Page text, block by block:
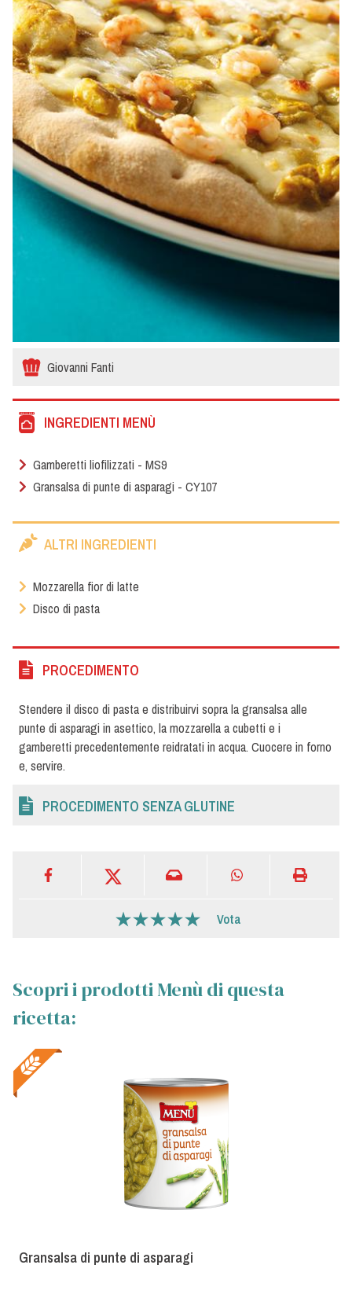
Giovanni Fanti
INGREDIENTI MENÙ
Gamberetti liofilizzati - MS9
Gransalsa di punte di asparagi - CY107
ALTRI INGREDIENTI
Mozzarella fior di latte
Disco di pasta
PROCEDIMENTO
Stendere il disco di pasta e distribuirvi sopra la gransalsa alle
punte di asparagi in asettico, la mozzarella a cubetti e i
gamberetti precedentemente reidratati in acqua. Cuocere in forno
e, servire.
PROCEDIMENTO SENZA GLUTINE
Vota
Scopri i prodotti Menù di questa
ricetta:
Gransalsa di punte di asparagi